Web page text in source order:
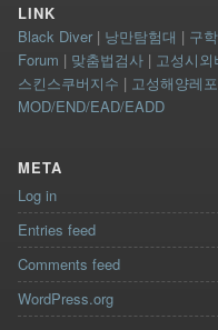
LINK
Black Diver| 낭만탐험대 | 구
Forum | 맞춤법검사| 고성시외
스킨스쿠버지수 | 고성해양레
MOD/END/EAD/EADD
META
Log in
Entries feed
Comments feed
WordPress.org